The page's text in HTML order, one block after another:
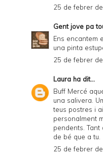
25 de febrer
Gent jove pa
Ens encantem
una pinta
25 de febrer
Laura ha dit...
Buff Mercé
una salivera.
teus postres i
personalment
pendents.
de bé que a tu.
25 de febrer